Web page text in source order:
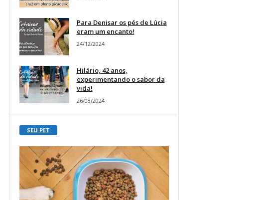
Para Denisar os pés de Lúcia
eram um encanto!
24/12/2024
Hilário, 42 anos,
experimentando o sabor da
vida!
26/08/2024
SEU PET